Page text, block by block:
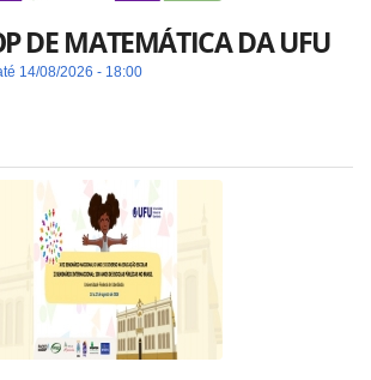
DE MATEMÁTICA DA UFU
14/08/2026 - 18:00